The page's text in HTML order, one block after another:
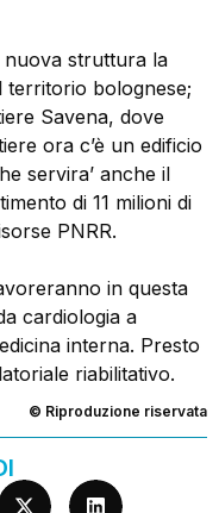
nuova struttura la
territorio bolognese;
Savena, dove
ora c’è un edificio
servira’ anche il
di 11 milioni di
PNRR.
in questa
cardiologia a
interna. Presto
riabilitativo.
© Riproduzione riservata